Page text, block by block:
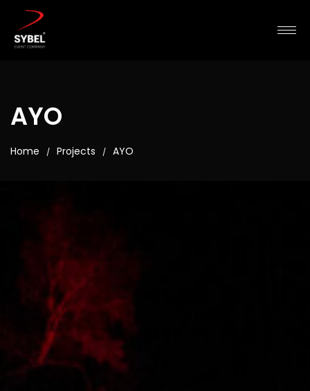
AYO
Home / Projects / AYO